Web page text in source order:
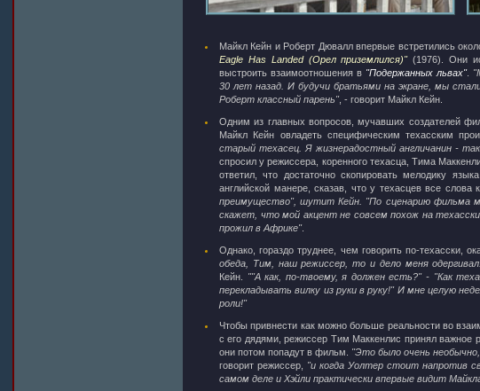
Майкл Кейн и Роберт Дювалл впервые встретились
Eagle Has Landed (Орел приземлился)"(1976). Они
выстроить взаимоотношения в "Подержанных львах".
30 лет назад. И будучи братьями на экране, мы
Роберт классный парень", - говорит Майкл Кейн.
Одним из главных вопросов, мучавших создателей
Майкл Кейн овладеть специфическим техасским
старый техасец. Я жизнерадостный англичанин -
спросил у режиссера, коренного техасца, Тима
ответил, что достаточно скопировать мелодику
английской манере, сказав, что у техасцев все слова
преимущество", шутит Кейн. "По сценарию фильма
скажет, что мой акцент не совсем похож на
прожил в Африке".
Однако, гораздо труднее, чем говорить по-техасски,
обеда, Тим, наш режиссер, то и дело меня
Кейн.
""А как, по-твоему, я должен есть?" - "Как
перекладывать вилку из руки в руку!" И мне целую
роли!"
Чтобы привнести как можно больше реальности во
с его дядями, режиссер Тим Маккенлис принял
они потом попадут в фильм. "Это было очень
говорит режиссер, "и когда Уолтер стоит напротив
самом деле и Хэйли практически впервые видит